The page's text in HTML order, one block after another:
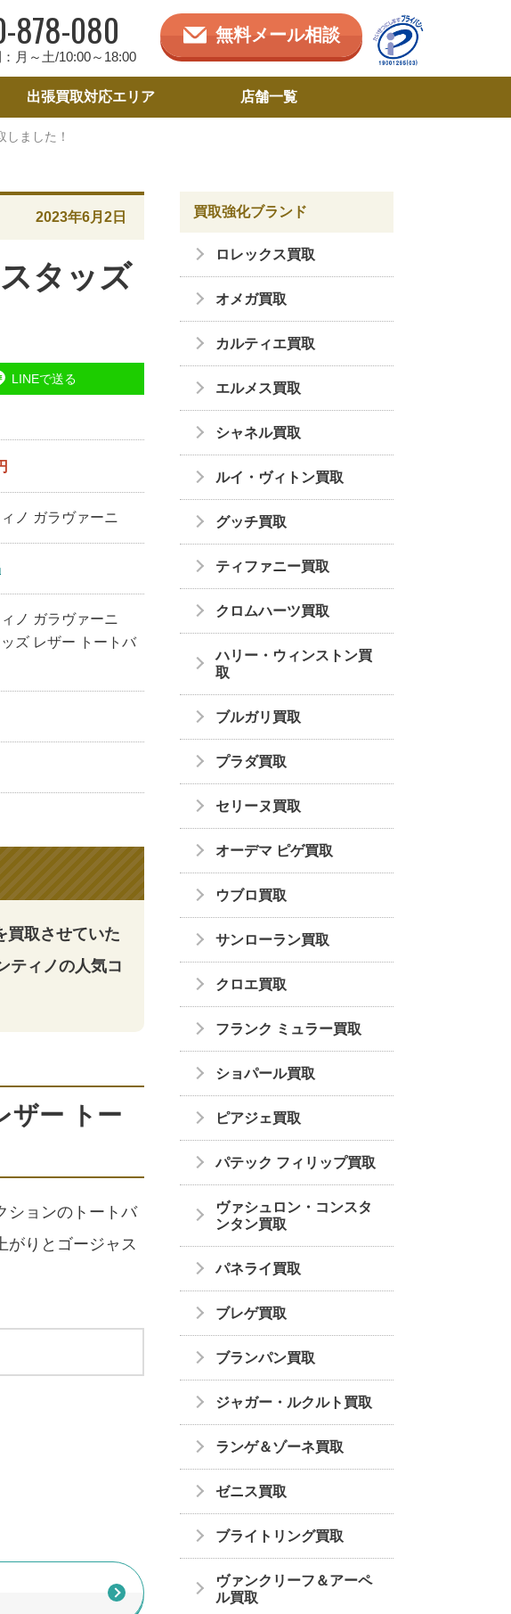
878-080
月～土/10:00～18:00
無料メール相談
出張買取対応エリア 店舗一覧
ました！
タッズ
2023年6月2日
LINEで送る
ノ ガラヴァーニ
ィノ ガラヴァーニ
ズ レザー トートバ
買取させていた
ティノの人気コ
ザー トー
ションのトートバ
がりとゴージャス
買取強化ブランド
ロレックス買取
オメガ買取
カルティエ買取
エルメス買取
シャネル買取
ルイ・ヴィトン買取
グッチ買取
ティファニー買取
クロムハーツ買取
ハリー・ウィンストン買
取
ブルガリ買取
プラダ買取
セリーヌ買取
オーデマ ピゲ買取
ウブロ買取
サンローラン買取
クロエ買取
フランク ミュラー買取
ショパール買取
ピアジェ買取
パテック フィリップ買取
ヴァシュロン・コンスタ
ンタン買取
パネライ買取
ブレゲ買取
ブランパン買取
ジャガー・ルクルト買取
ランゲ＆ゾーネ買取
ゼニス買取
ブライトリング買取
ヴァンクリーフ＆アーペ
ル買取